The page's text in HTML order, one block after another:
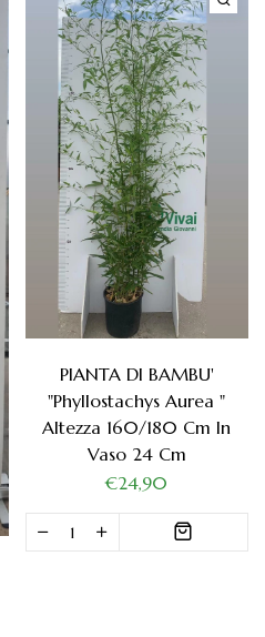
PIANTA DI BAMBU'
"phyllostachys Aurea "
Altezza 160/180 Cm In
Vaso 24 Cm
€24,90